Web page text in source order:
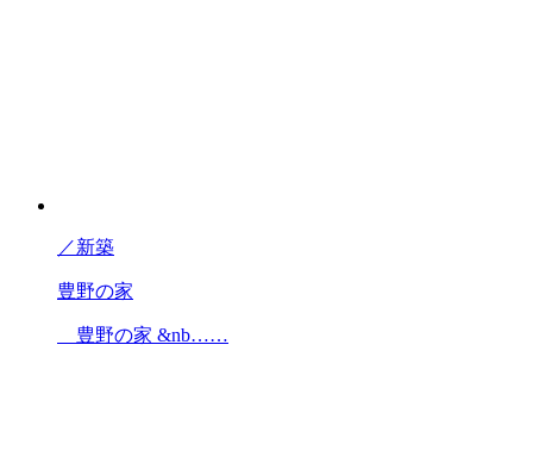
／新築
豊野の家
豊野の家 &nb……